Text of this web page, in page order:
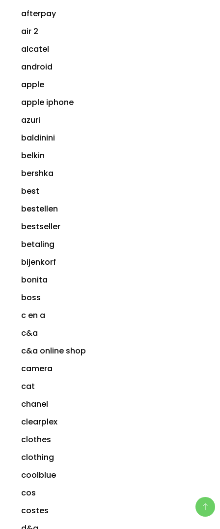
afterpay
air 2
alcatel
android
apple
apple iphone
azuri
baldinini
belkin
bershka
best
bestellen
bestseller
betaling
bijenkorf
bonita
boss
c en a
c&a
c&a online shop
camera
cat
chanel
clearplex
clothes
clothing
coolblue
cos
costes